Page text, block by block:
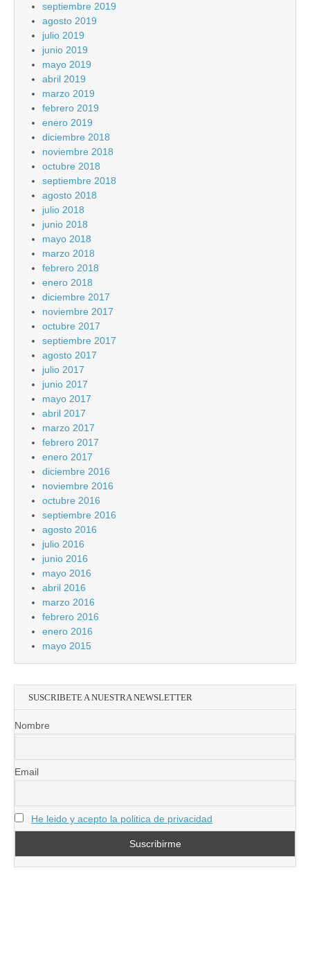
septiembre 2019
agosto 2019
julio 2019
junio 2019
mayo 2019
abril 2019
marzo 2019
febrero 2019
enero 2019
diciembre 2018
noviembre 2018
octubre 2018
septiembre 2018
agosto 2018
julio 2018
junio 2018
mayo 2018
marzo 2018
febrero 2018
enero 2018
diciembre 2017
noviembre 2017
octubre 2017
septiembre 2017
agosto 2017
julio 2017
junio 2017
mayo 2017
abril 2017
marzo 2017
febrero 2017
enero 2017
diciembre 2016
noviembre 2016
octubre 2016
septiembre 2016
agosto 2016
julio 2016
junio 2016
mayo 2016
abril 2016
marzo 2016
febrero 2016
enero 2016
mayo 2015
SUSCRIBETE A NUESTRA NEWSLETTER
Nombre
Email
He leido y acepto la politica de privacidad